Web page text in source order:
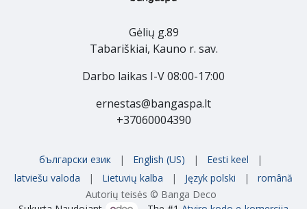
Gėlių g.89
Tabariškiai, Kauno r. sav.
Darbo laikas I-V 08:00-17:00
ernestas@bangaspa.lt
+37060004390
Autorių teisės © Banga Deco
български език | English (US) | Eesti keel
|
latviešu valoda
| Lietuvių kalba | Język polski | română